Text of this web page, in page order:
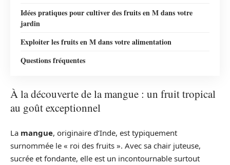
Idées pratiques pour cultiver des fruits en M dans votre
jardin
Exploiter les fruits en M dans votre alimentation
Questions fréquentes
À la découverte de la mangue : un fruit tropical
au goût exceptionnel
La mangue, originaire d’Inde, est typiquement
surnommée le « roi des fruits ». Avec sa chair juteuse,
sucrée et fondante, elle est un incontournable surtout